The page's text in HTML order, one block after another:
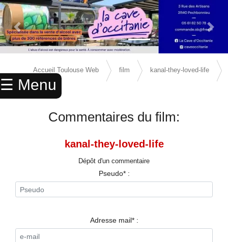
☰ Menu
× ACCUEIL
ANNUAIRE
SPORTS
RESTAURANTS
Previous Slide Next
Accueil Toulouse Web film kanal-they-loved-life
avis
Commentaires du film:
kanal-they-loved-life
Dépôt d'un commentaire
Pseudo* :
Adresse mail* :